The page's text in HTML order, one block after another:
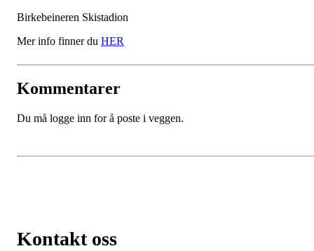
Birkebeineren Skistadion
Mer info finner du HER
Kommentarer
Du må logge inn for å poste i veggen.
Kontakt oss